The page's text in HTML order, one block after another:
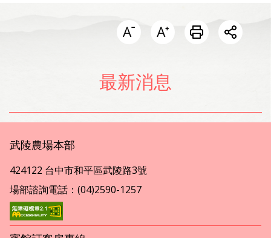
開啟
最新消息
武陵農場本部
424122 台中市和平區武陵路3號
場部諮詢電話：(04)2590-1257